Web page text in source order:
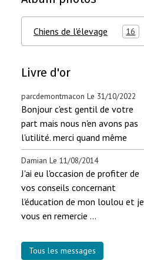
Chiens de l'élevage 16
Livre d'or
parcdemontmacon Le 31/10/2022
Bonjour c'est gentil de votre
part mais nous n'en avons pas
l'utilité. merci quand même
Damian Le 11/08/2014
J'ai eu l'occasion de profiter de
vos conseils concernant
l'éducation de mon loulou et je
vous en remercie ...
Tous les messages